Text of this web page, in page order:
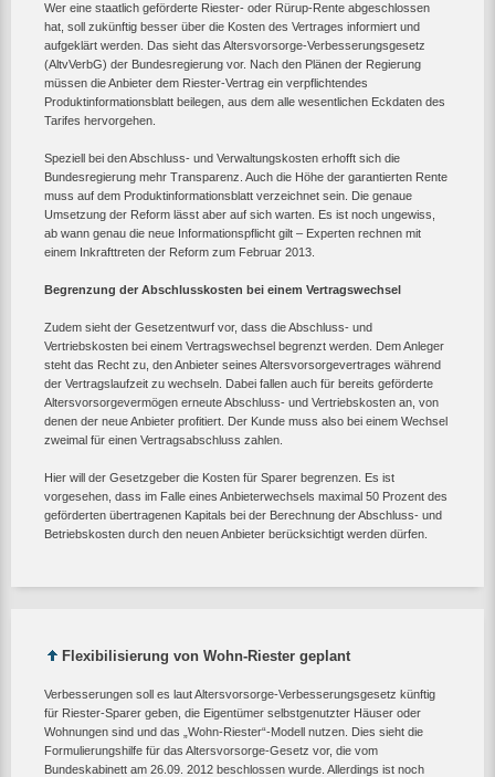
Wer eine staatlich geförderte Riester- oder Rürup-Rente abgeschlossen
hat, soll zukünftig besser über die Kosten des Vertrages informiert und
aufgeklärt werden. Das sieht das Altersvorsorge-Verbesserungsgesetz
(AltvVerbG) der Bundesregierung vor. Nach den Plänen der Regierung
müssen die Anbieter dem Riester-Vertrag ein verpflichtendes
Produktinformationsblatt beilegen, aus dem alle wesentlichen Eckdaten des
Tarifes hervorgehen.
Speziell bei den Abschluss- und Verwaltungskosten erhofft sich die
Bundesregierung mehr Transparenz. Auch die Höhe der garantierten Rente
muss auf dem Produktinformationsblatt verzeichnet sein. Die genaue
Umsetzung der Reform lässt aber auf sich warten. Es ist noch ungewiss,
ab wann genau die neue Informationspflicht gilt – Experten rechnen mit
einem Inkrafttreten der Reform zum Februar 2013.
Begrenzung der Abschlusskosten bei einem Vertragswechsel
Zudem sieht der Gesetzentwurf vor, dass die Abschluss- und
Vertriebskosten bei einem Vertragswechsel begrenzt werden. Dem Anleger
steht das Recht zu, den Anbieter seines Altersvorsorgevertrages während
der Vertragslaufzeit zu wechseln. Dabei fallen auch für bereits geförderte
Altersvorsorgevermögen erneute Abschluss- und Vertriebskosten an, von
denen der neue Anbieter profitiert. Der Kunde muss also bei einem Wechsel
zweimal für einen Vertragsabschluss zahlen.
Hier will der Gesetzgeber die Kosten für Sparer begrenzen. Es ist
vorgesehen, dass im Falle eines Anbieterwechsels maximal 50 Prozent des
geförderten übertragenen Kapitals bei der Berechnung der Abschluss- und
Betriebskosten durch den neuen Anbieter berücksichtigt werden dürfen.
Flexibilisierung von Wohn-Riester geplant
Verbesserungen soll es laut Altersvorsorge-Verbesserungsgesetz künftig
für Riester-Sparer geben, die Eigentümer selbstgenutzter Häuser oder
Wohnungen sind und das „Wohn-Riester“-Modell nutzen. Dies sieht die
Formulierungshilfe für das Altersvorsorge-Gesetz vor, die vom
Bundeskabinett am 26.09. 2012 beschlossen wurde. Allerdings ist noch